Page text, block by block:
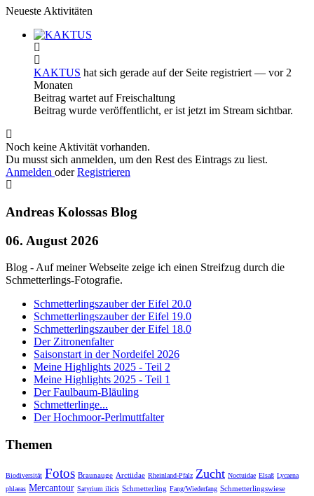
Neueste Aktivitäten
KAKTUS hat sich gerade auf der Seite registriert — vor 2
Monaten
Beitrag wartet auf Freischaltung
Beitrag wurde veröffentlicht, er ist jetzt im Stream sichtbar.
Noch keine Aktivität vorhanden.
Du musst sich anmelden, um den Rest des Eintrags zu liest.
Anmelden oderRegistrieren
Andreas Kolossas Blog
06. August 2026
Blog - Auf meiner Webseite zeige ich einen Streifzug durch die
Schmetterlings-Fotografie.
Schmetterlingszauber der Eifel 20.0
Schmetterlingszauber der Eifel 19.0
Schmetterlingszauber der Eifel 18.0
Der Zitronenfalter
Saisonstart in der Nordeifel 2026
Meine Highlights 2025 - Teil 2
Meine Highlights 2025 - Teil 1
Der Faulbaum-Bläuling
Schmetterlinge...
Der Hochmoor-Perlmuttfalter
Themen
Biodiversität Fotos Braunauge Arctiidae Rheinland-Pfalz Zucht Noctuidae Elsaß Lycaena
phlaeas Mercantour Satyrium ilicis Schmetterling Fang/Wiederfang Schmetterlingswiese